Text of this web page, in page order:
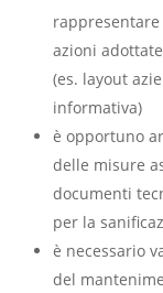
azioni
(es. layout
informativa)
è opportuno
delle misure
documenti
per la
è necessario
del